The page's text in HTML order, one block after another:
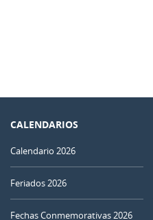
CALENDARIOS
Calendario 2026
Feriados 2026
Fechas Conmemorativas 2026